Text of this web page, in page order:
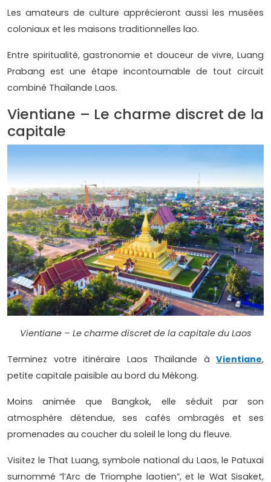
Les amateurs de culture apprécieront aussi les musées
coloniaux et les maisons traditionnelles lao.
Entre spiritualité, gastronomie et douceur de vivre, Luang
Prabang est une étape incontournable de tout circuit
combiné Thaïlande Laos.
Vientiane – Le charme discret de la
capitale
Vientiane – Le charme discret de la capitale du Laos
Terminez votre itinéraire Laos Thaïlande à Vientiane,
petite capitale paisible au bord du Mékong.
Moins animée que Bangkok, elle séduit par son
atmosphère détendue, ses cafés ombragés et ses
promenades au coucher du soleil le long du fleuve.
Visitez le That Luang, symbole national du Laos, le Patuxai
surnommé “l’Arc de Triomphe laotien”, et le Wat Sisaket,